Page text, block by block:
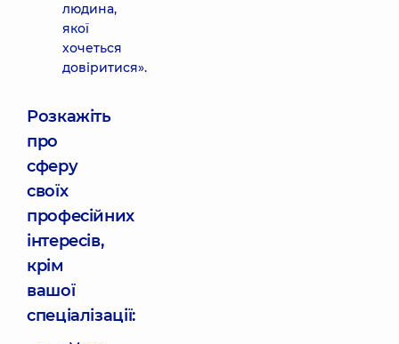
людина,
якої
хочеться
довіритися».
Розкажіть
про
сферу
своїх
професійних
інтересів,
крім
вашої
спеціалізації: